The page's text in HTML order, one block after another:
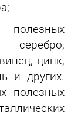
серебро,
цинк,
и других.
полезных